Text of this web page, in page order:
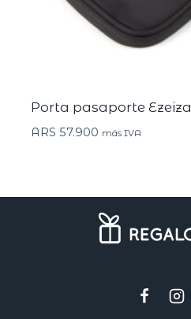
Porta pasaporte Ezeiza
ARS 57.900 más IVA